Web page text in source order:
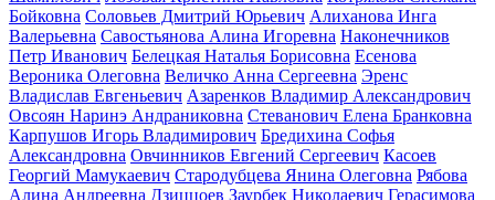
Бойковна Соловьев Дмитрий Юрьевич Алиханова Инга
Валерьевна Савостьянова Алина Игоревна Наконечников
Петр Иванович Белецкая Наталья Борисовна Есенова
Вероника Олеговна Величко Анна Сергеевна Эренс
Владислав Евгеньевич Азаренков Владимир Александрович
Овсоян Наринэ Андраниковна Стеванович Елена Бранковна
Карпушов Игорь Владимирович Бредихина Софья
Александровна Овчинников Евгений Сергеевич Касоев
Георгий Мамукаевич Стародубцева Янина Олеговна Рябова
Алина Андреевна Дзиццоев Заурбек Николаевич Герасимова